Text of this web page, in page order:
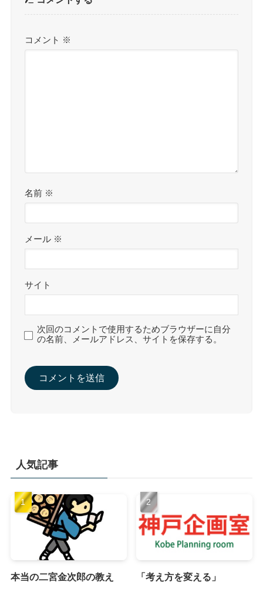
コメント ※
名前 ※
メール ※
サイト
次回のコメントで使用するためブラウザーに自分
の名前、メールアドレス、サイトを保存する。
人気記事
本当の二宮金次郎の教え 「考え方を変える」